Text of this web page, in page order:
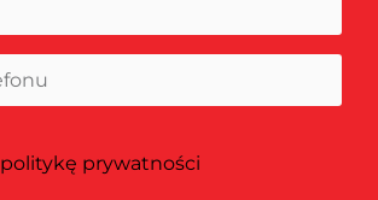
politykę prywatności